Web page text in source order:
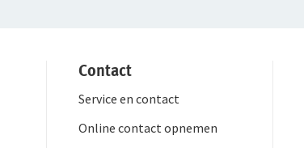
Contact
Service en contact
Online contact opnemen